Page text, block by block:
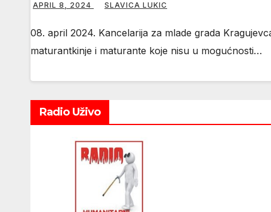
APRIL 8, 2024 SLAVICA LUKIC
08. april 2024. Kancelarija za mlade grada
maturantkinje i maturante koje nisu u mogućnosti…
Radio Uživo